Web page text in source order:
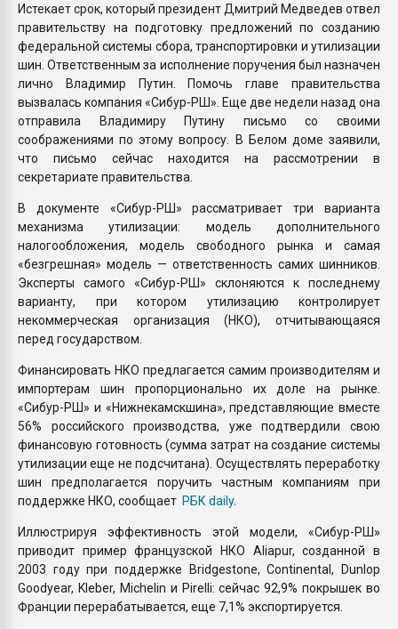
Истекает срок, который президент Дмитрий Медведев отвел
правительству на подготовку предложений по созданию
федеральной системы сбора, транспортировки и утилизации
шин. Ответственным за исполнение поручения был назначен
лично Владимир Путин. Помочь главе правительства
вызвалась компания «Сибур-РШ». Еще две недели назад она
отправила Владимиру Путину письмо со своими
соображениями по этому вопросу. В Белом доме заявили,
что письмо сейчас находится на рассмотрении в
секретариате правительства.
В документе «Сибур-РШ» рассматривает три варианта
механизма утилизации: модель дополнительного
налогообложения, модель свободного рынка и самая
«безгрешная» модель — ответственность самих шинников.
Эксперты самого «Сибур-РШ» склоняются к последнему
варианту, при котором утилизацию контролирует
некоммерческая организация (НКО), отчитывающаяся
перед государством.
Финансировать НКО предлагается самим производителям и
импортерам шин пропорционально их доле на рынке.
«Сибур-РШ» и «Нижнекамскшина», представляющие вместе
56% российского производства, уже подтвердили свою
финансовую готовность (сумма затрат на создание системы
утилизации еще не подсчитана). Осуществлять переработку
шин предполагается поручить частным компаниям при
поддержке НКО, сообщает РБК daily.
Иллюстрируя эффективность этой модели, «Сибур-РШ»
приводит пример французской НКО Aliapur, созданной в
2003 году при поддержке Bridgestone, Continental, Dunlop
Goodyear, Kleber, Michelin и Pirelli: сейчас 92,9% покрышек во
Франции перерабатывается, еще 7,1% экспортируется.